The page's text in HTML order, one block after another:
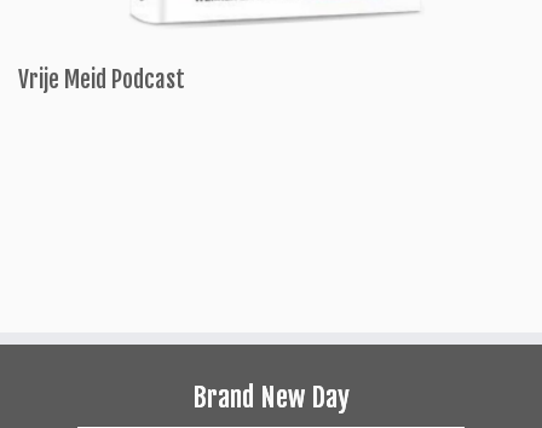
Vrije Meid Podcast
Brand New Day